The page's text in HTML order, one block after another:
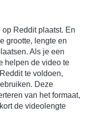
Reddit plaatst. En
grootte, lengte en
Als je een
helpen de video te
te voldoen,
Deze
van het formaat,
de videolengte